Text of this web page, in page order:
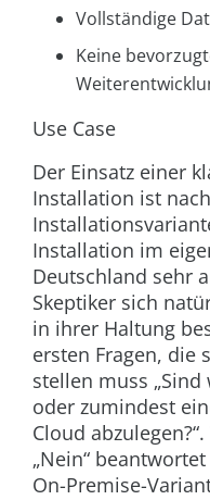
Vollständige
Keine
Use Case
Der Einsatz einer
Installation ist
Installation im
Deutschland sehr
Skeptiker sich
in ihrer Haltung
ersten Fragen, die
stellen muss
oder zumindest
Cloud
„Nein“
On-Premise-